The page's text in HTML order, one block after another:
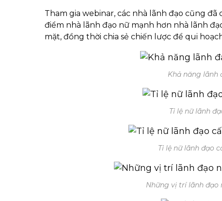
Tham gia webinar, các nhà lãnh đạo cũng
điểm nhà lãnh đạo nữ mạnh hơn nhà lãnh
mặt, đồng thời chia sẻ chiến lược để qui
Khả năng lãnh
Tỉ lệ nữ lãnh
Tỉ lệ nữ lãnh đạo
Những vị trí lãnh